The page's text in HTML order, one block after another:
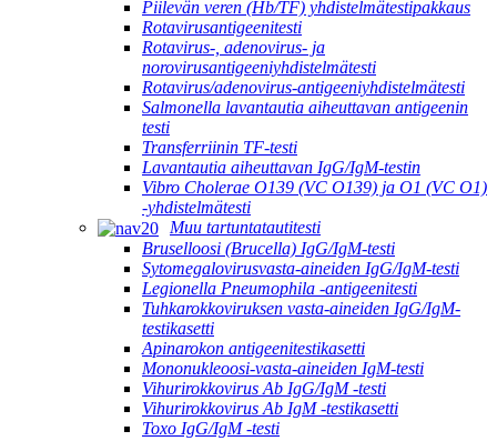
Piilevän veren (Hb/TF) yhdistelmätestipakkaus
Rotavirusantigeenitesti
Rotavirus-, adenovirus- ja
norovirusantigeeniyhdistelmätesti
Rotavirus/adenovirus-antigeeniyhdistelmätesti
Salmonella lavantautia aiheuttavan antigeenin
testi
Transferriinin TF-testi
Lavantautia aiheuttavan IgG/IgM-testin
Vibro Cholerae O139 (VC O139) ja O1 (VC O1)
-yhdistelmätesti
Muu tartuntatautitesti
Bruselloosi (Brucella) IgG/IgM-testi
Sytomegalovirusvasta-aineiden IgG/IgM-testi
Legionella Pneumophila -antigeenitesti
Tuhkarokkoviruksen vasta-aineiden IgG/IgM-
testikasetti
Apinarokon antigeenitestikasetti
Mononukleoosi-vasta-aineiden IgM-testi
Vihurirokkovirus Ab IgG/IgM -testi
Vihurirokkovirus Ab IgM -testikasetti
Toxo IgG/IgM -testi